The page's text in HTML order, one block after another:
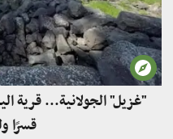
"غزيل" الجولانية... قرية
قسرًا